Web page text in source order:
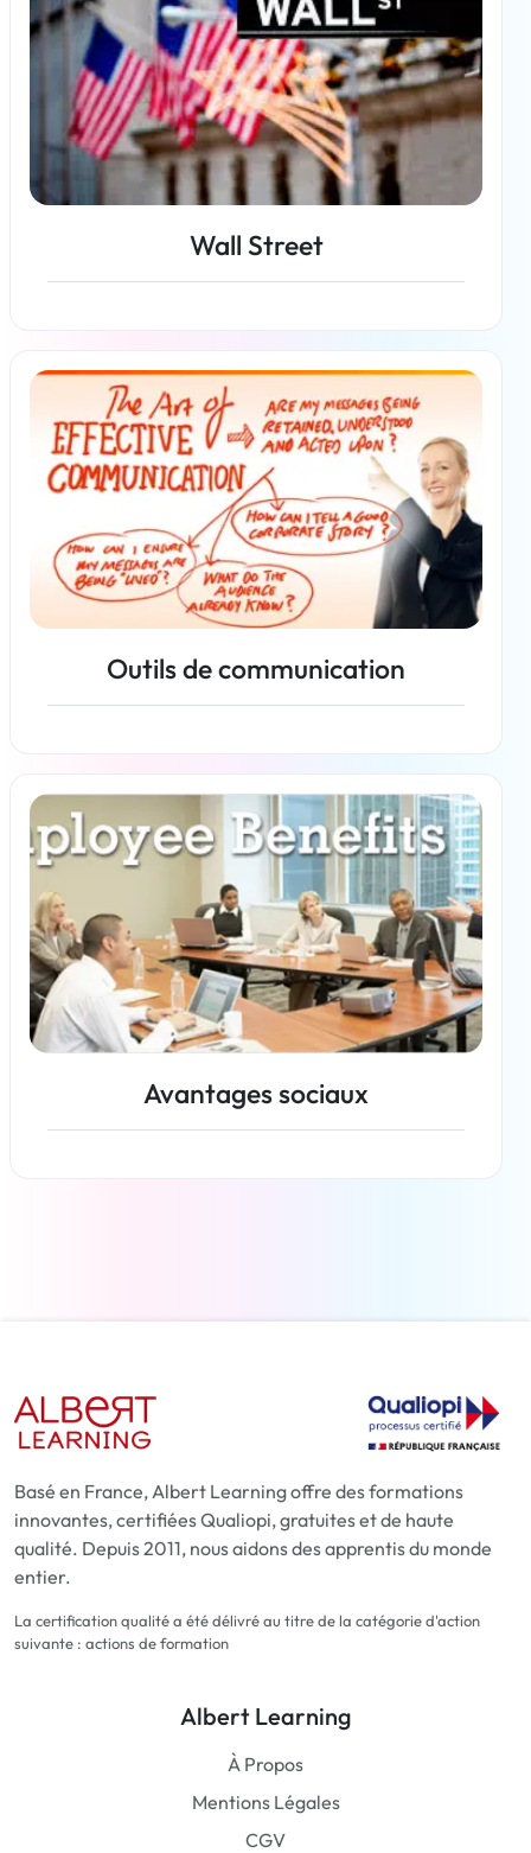
Wall Street
En savoir plus
Outils de communication
En savoir plus
Avantages sociaux
Basé en France, Albert Learning offre des formations
innovantes, certifiées Qualiopi, gratuites et de haute
qualité. Depuis 2011, nous aidons des apprentis du monde
entier.
La certification qualité a été délivré au titre de la catégorie d'action
suivante : actions de formation
Albert Learning
À Propos
Mentions Légales
CGV